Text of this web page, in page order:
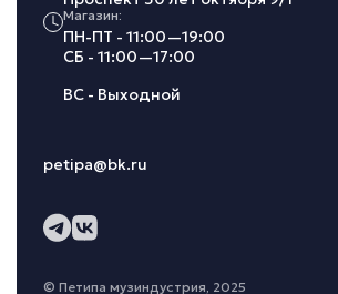
Магазин:
ПН-ПТ - 11:00—19:00
СБ - 11:00—17:00
ВС - Выходной
petipa@bk.ru
© Петипа музиндустрия, 2025